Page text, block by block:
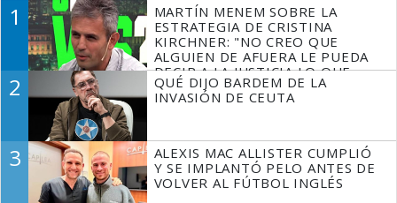
1
MARTÍN MENEM SOBRE LA
ESTRATEGIA DE CRISTINA
KIRCHNER: "NO CREO QUE
ALGUIEN DE AFUERA LE PUEDA
DECIR A LA JUSTICIA LO QUE
TIENE QUE HACER"
2
QUÉ DIJO BARDEM DE LA
INVASIÓN DE CEUTA
3
ALEXIS MAC ALLISTER CUMPLIÓ
Y SE IMPLANTÓ PELO ANTES DE
VOLVER AL FÚTBOL INGLÉS